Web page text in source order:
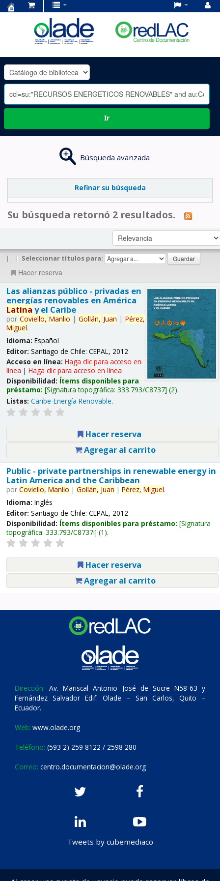
OLADE
-
Ir
Búsqueda avanzada
Refinar su búsqueda
Su búsqueda retornó 2 resultados.
| | Seleccionar títulos para:
Hacer reserva
Las alianzas público - privadas en
energías renovables en América
Latina y el Caribe
por Coviello, Manlio | Gollán, Juan | Pérez,
Miguel.
Idioma: Español
Editor: Santiago de Chile: CEPAL, 2012
Acceso en línea: Haga clic para acceso en
línea | Haga clic para acceso en línea
Disponibilidad: Ítems disponibles para
préstamo: Signatura topográfica: 333.793/C8737 (2).
Listas: Caribe-Energía Renovable.
Hacer reserva
Agregar al carrito
Public - private partnerships in renewable energy in
Latin America and the Caribbean
por Coviello, Manlio | Gollán, Juan | Pérez, Miguel.
Idioma: Inglés
Editor: Santiago de Chile: CEPAL, 2012
Disponibilidad: Ítems disponibles para préstamo: Signatura
topográfica: 333.793/C8737i (1).
Hacer reserva
Agregar al carrito
Dirección: Av. Mariscal Antonio José de Sucre N58-63 y
Fernández Salvador Edif. Olade – San Carlos, Quito –
Ecuador.
Web: www.olade.org
Teléfono: (593 2) 259 8122 / 2598 280
Correo: centro.documentacion@olade.org
Tweets by cubemediaco